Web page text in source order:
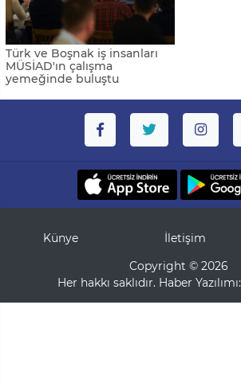
Türk ve Boşnak iş insanları
MÜSİAD'ın çalışma
yemeğinde buluştu
Künye İletişim
Copyright © 2026
Her hakkı saklıdır. Haber Yazılımı: